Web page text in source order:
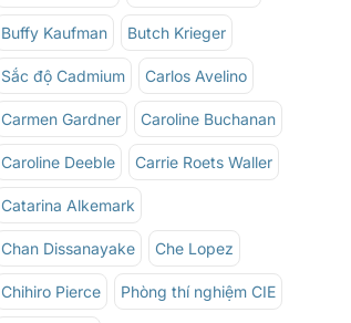
Buffy Kaufman Butch Krieger
Sắc độ Cadmium Carlos Avelino
Carmen Gardner Caroline Buchanan
Caroline Deeble Carrie Roets Waller
Catarina Alkemark
Chan Dissanayake Che Lopez
Chihiro Pierce Phòng thí nghiệm CIE